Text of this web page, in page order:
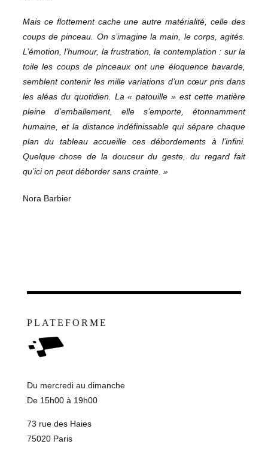
Mais ce flottement cache une autre matérialité, celle des
coups de pinceau. On s’imagine la main, le corps, agités.
L’émotion, l’humour, la frustration, la contemplation : sur la
toile les coups de pinceaux ont une éloquence bavarde,
semblent contenir les mille variations d’un cœur pris dans
les aléas du quotidien. La « patouille » est cette matière
pleine d’emballement, elle s’emporte, étonnamment
humaine, et la distance indéfinissable qui sépare chaque
plan du tableau accueille ces débordements à l’infini.
Quelque chose de la douceur du geste, du regard fait
qu’ici on peut déborder sans crainte. »
Nora Barbier
PLATEFORME
Du mercredi au dimanche
De 15h00 à 19h00
73 rue des Haies
75020 Paris